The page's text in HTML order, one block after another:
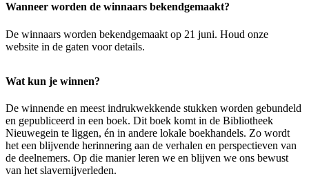
Wanneer worden de winnaars bekendgemaakt?
De winnaars worden bekendgemaakt op 21 juni. Houd onze
website in de gaten voor details.
Wat kun je winnen?
De winnende en meest indrukwekkende stukken worden gebundeld
en gepubliceerd in een boek. Dit boek komt in de Bibliotheek
Nieuwegein te liggen, én in andere lokale boekhandels. Zo wordt
het een blijvende herinnering aan de verhalen en perspectieven van
de deelnemers. Op die manier leren we en blijven we ons bewust
van het slavernijverleden.